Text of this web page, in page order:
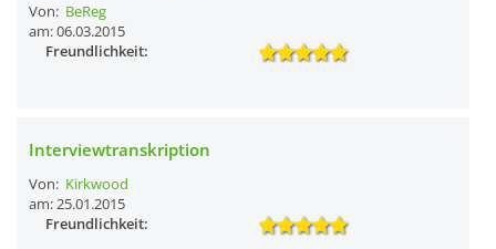
Von: BeReg
am: 06.03.2015
Freundlichkeit:
Interviewtranskription
Von: Kirkwood
am: 25.01.2015
Freundlichkeit: